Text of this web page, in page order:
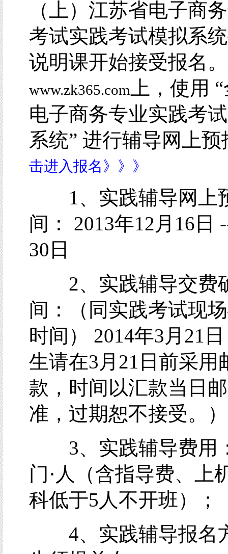
（上）江苏省电子商
考试实践考试模拟系
说明课开始接受报名
www.zk365.com
上，使用
电子商务专业实践考
系统” 进行辅导网上
击进入报名》》》
1、实践辅导网上
间： 2013年12月16日
30日
2、实践辅导交费
间：（同实践考试现
时间） 2014年3月21
生请在3月21日前采用
款，时间以汇款当日
准，过期恕不接受。）
3、实践辅导费用
门·人（含指导费、上
科低于5人不开班）；
4、实践辅导报名